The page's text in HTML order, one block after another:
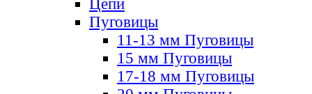
Цепи
Пуговицы
11-13 мм Пуговицы
15 мм Пуговицы
17-18 мм Пуговицы